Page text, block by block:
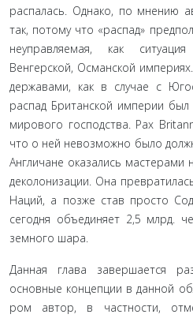
распалась. Однако, по мне­нию
так, потому что «распад»
неуправляемая, как
Венгерской, Османской
державами, как в случае с
распад Британской империи
мирового господства. Pax
что о ней невозможно было
Англичане оказались мастерами
деколонизации. Она
Наций, а позже став просто
сегодня объединяет 2,5 млрд.
земного шара.
Данная глава завершается
основные концепции в данной
ром автор, в частности,